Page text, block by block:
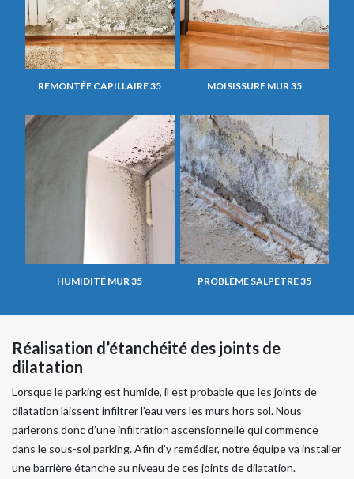
REMONTÉE CAPILLAIRE 35 MOISISSURE MUR 35
HUMIDITÉ MUR 35 PROBLÈME SALPÊTRE 35
Réalisation d’étanchéité des joints de
dilatation
Lorsque le parking est humide, il est probable que les joints de
dilatation laissent infiltrer l’eau vers les murs hors sol. Nous
parlerons donc d’une infiltration ascensionnelle qui commence
dans le sous-sol parking. Afin d’y remédier, notre équipe va installer
une barrière étanche au niveau de ces joints de dilatation.